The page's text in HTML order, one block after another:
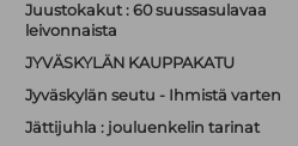
Juustokakut : 60 suussasulavaa
leivonnaista
JYVÄSKYLÄN KAUPPAKATU
Jyväskylän seutu - Ihmistä varten
Jättijuhla : jouluenkelin tarinat